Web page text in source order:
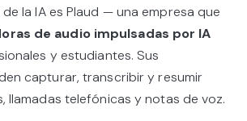
la IA es Plaud — una empresa que
de audio impulsadas por IA
y estudiantes. Sus
capturar, transcribir y resumir
llamadas telefónicas y notas de voz.